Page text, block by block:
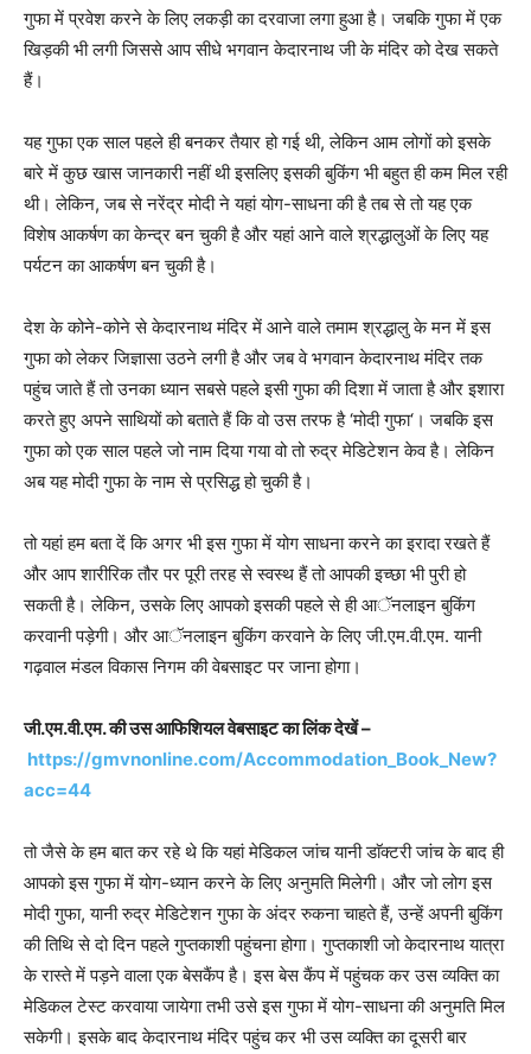
गुफा में प्रवेश करने के लिए लकड़ी का दरवाजा लगा हुआ है। जबकि गुफा में एक
खिड़की भी लगी जिससे आप सीधे भगवान केदारनाथ जी के मंदिर को देख सकते
हैं।
यह गुफा एक साल पहले ही बनकर तैयार हो गई थी, लेकिन आम लोगों को इसके
बारे में कुछ खास जानकारी नहीं थी इसलिए इसकी बुकिंग भी बहुत ही कम मिल रही
थी। लेकिन, जब से नरेंद्र मोदी ने यहां योग-साधना की है तब से तो यह एक
विशेष आकर्षण का केन्द्र बन चुकी है और यहां आने वाले श्रद्धालुओं के लिए यह
पर्यटन का आकर्षण बन चुकी है।
देश के कोने-कोने से केदारनाथ मंदिर में आने वाले तमाम श्रद्धालु के मन में इस
गुफा को लेकर जिज्ञासा उठने लगी है और जब वे भगवान केदारनाथ मंदिर तक
पहुंच जाते हैं तो उनका ध्यान सबसे पहले इसी गुफा की दिशा में जाता है और इशारा
करते हुए अपने साथियों को बताते हैं कि वो उस तरफ है ‘मोदी गुफा‘। जबकि इस
गुफा को एक साल पहले जो नाम दिया गया वो तो रुद्र मेडिटेशन केव है। लेकिन
अब यह मोदी गुफा के नाम से प्रसिद्ध हो चुकी है।
तो यहां हम बता दें कि अगर भी इस गुफा में योग साधना करने का इरादा रखते हैं
और आप शारीरिक तौर पर पूरी तरह से स्वस्थ हैं तो आपकी इच्छा भी पुरी हो
सकती है। लेकिन, उसके लिए आपको इसकी पहले से ही आॅनलाइन बुकिंग
करवानी पड़ेगी। और आॅनलाइन बुकिंग करवाने के लिए जी.एम.वी.एम. यानी
गढ़वाल मंडल विकास निगम की वेबसाइट पर जाना होगा।
जी.एम.वी.एम. की उस आफिशियल वेबसाइट का लिंक देखें –
https://gmvnonline.com/Accommodation_Book_New?
acc=44
तो जैसे के हम बात कर रहे थे कि यहां मेडिकल जांच यानी डाॅक्टरी जांच के बाद ही
आपको इस गुफा में योग-ध्यान करने के लिए अनुमति मिलेगी। और जो लोग इस
मोदी गुफा, यानी रुद्र मेडिटेशन गुफा के अंदर रुकना चाहते हैं, उन्‍हें अपनी बुकिंग
की तिथि से दो दिन पहले गुप्‍तकाशी पहुंचना होगा। गुप्तकाशी जो केदारनाथ यात्रा
के रास्ते में पड़ने वाला एक बेसकैंप है। इस बेस कैंप में पहुंचक कर उस व्यक्ति का
मेडिकल टेस्‍ट करवाया जायेगा तभी उसे इस गुफा में योग-साधना की अनुमति मिल
सकेगी। इसके बाद केदारनाथ मंदिर पहुंच कर भी उस व्यक्ति का दूसरी बार